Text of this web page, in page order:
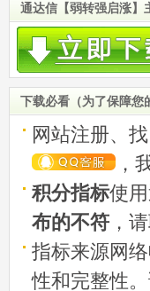
通达信【弱转强启涨】
下载必看（为了保障您
网站注册、
，
积分指标使
布的不符 ，
指标来源网
性和完整性